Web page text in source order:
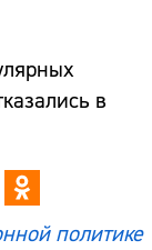
в
политике